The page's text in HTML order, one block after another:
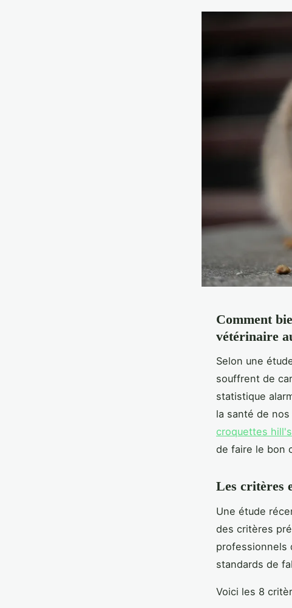
Comment
vétérinaire
Selon une
souffrent de
statistique
la santé de
croquettes hill's
de faire le bon
Les critères
Une étude
des critères
professionnels
standards de
Voici les 8